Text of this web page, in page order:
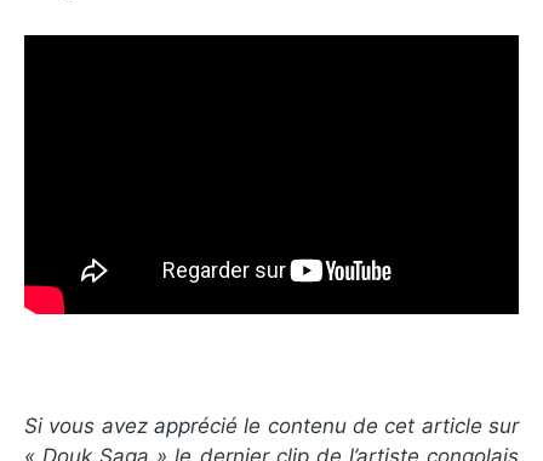
Si vous avez apprécié le contenu de cet article sur
« Douk Saga » le dernier clip de l’artiste congolais